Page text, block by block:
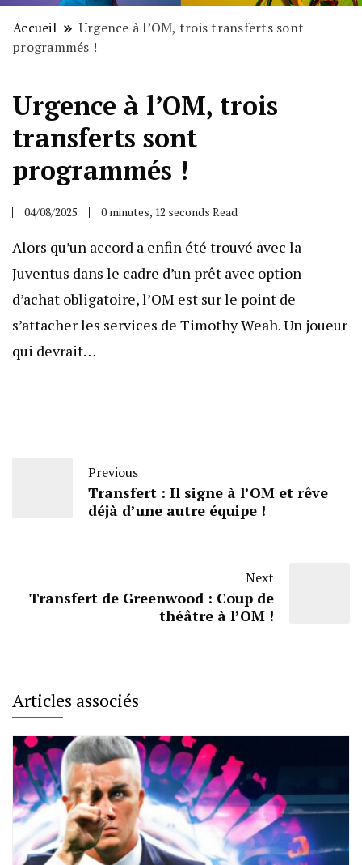
Accueil
Urgence à l’OM, trois transferts sont
programmés !
Urgence à l’OM, trois
transferts sont
programmés !
04/08/2025 0 minutes, 12 seconds Read
Alors qu’un accord a enfin été trouvé avec la
Juventus dans le cadre d’un prêt avec option
d’achat obligatoire, l’OM est sur le point de
s’attacher les services de Timothy Weah. Un joueur
qui devrait…
Previous
Transfert : Il signe à l’OM et rêve
déjà d’une autre équipe !
Next
Transfert de Greenwood : Coup de
théâtre à l’OM !
Articles associés